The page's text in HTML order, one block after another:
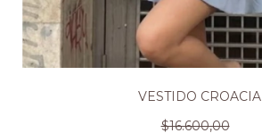
VESTIDO CROACIA
$16.600,00